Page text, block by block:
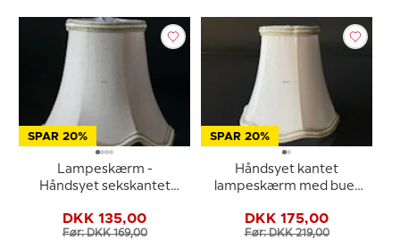
SPAR 20%
Lampeskærm -
Håndsyet sekskantet
betrukket med off white
DKK 135,00
Før: DKK 169,00
SPAR 20%
Håndsyet kantet
lampeskærm med buer
højden, betrukket med
DKK 175,00
Før: DKK 219,00